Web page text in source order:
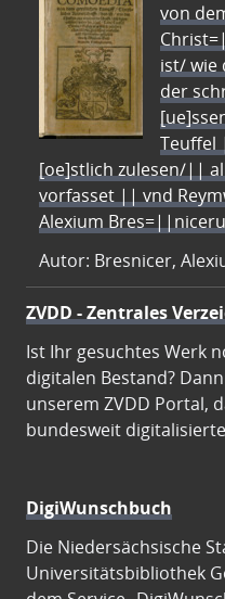
von
ist/ wie
der
Teuffel
[oe]stlich zulesen/||
vorfasset || vnd
Alexium
Autor: Bresnicer,
ZVDD - Zentrales
Ist Ihr gesuchtes Werk
digitalen Bestand?
unserem ZVDD Portal,
bundesweit
DigiWunschbuch
Die Niedersächsische
Universitätsbibliothek